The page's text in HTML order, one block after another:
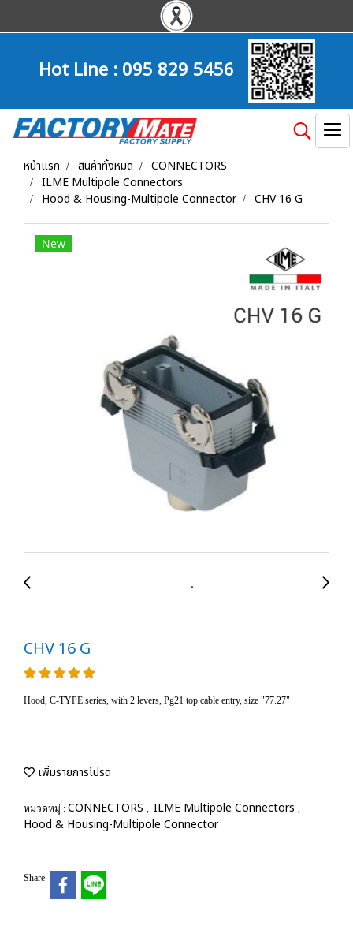
Hot Line :095 829 5456
หน้าแรก สินค้าทั้งหมด
CONNECTORS
ILME Multipole Connectors
Hood & Housing-Multipole Connector
CHV 16 G
New
CHV 16 G
Hood, C-TYPE series, with 2 levers, Pg21 top cable entry, size "77.27"
เพิ่มรายการโปรด
หมวดหมู่ : CONNECTORS , ILME Multipole Connectors ,
Hood & Housing-Multipole Connector
Share